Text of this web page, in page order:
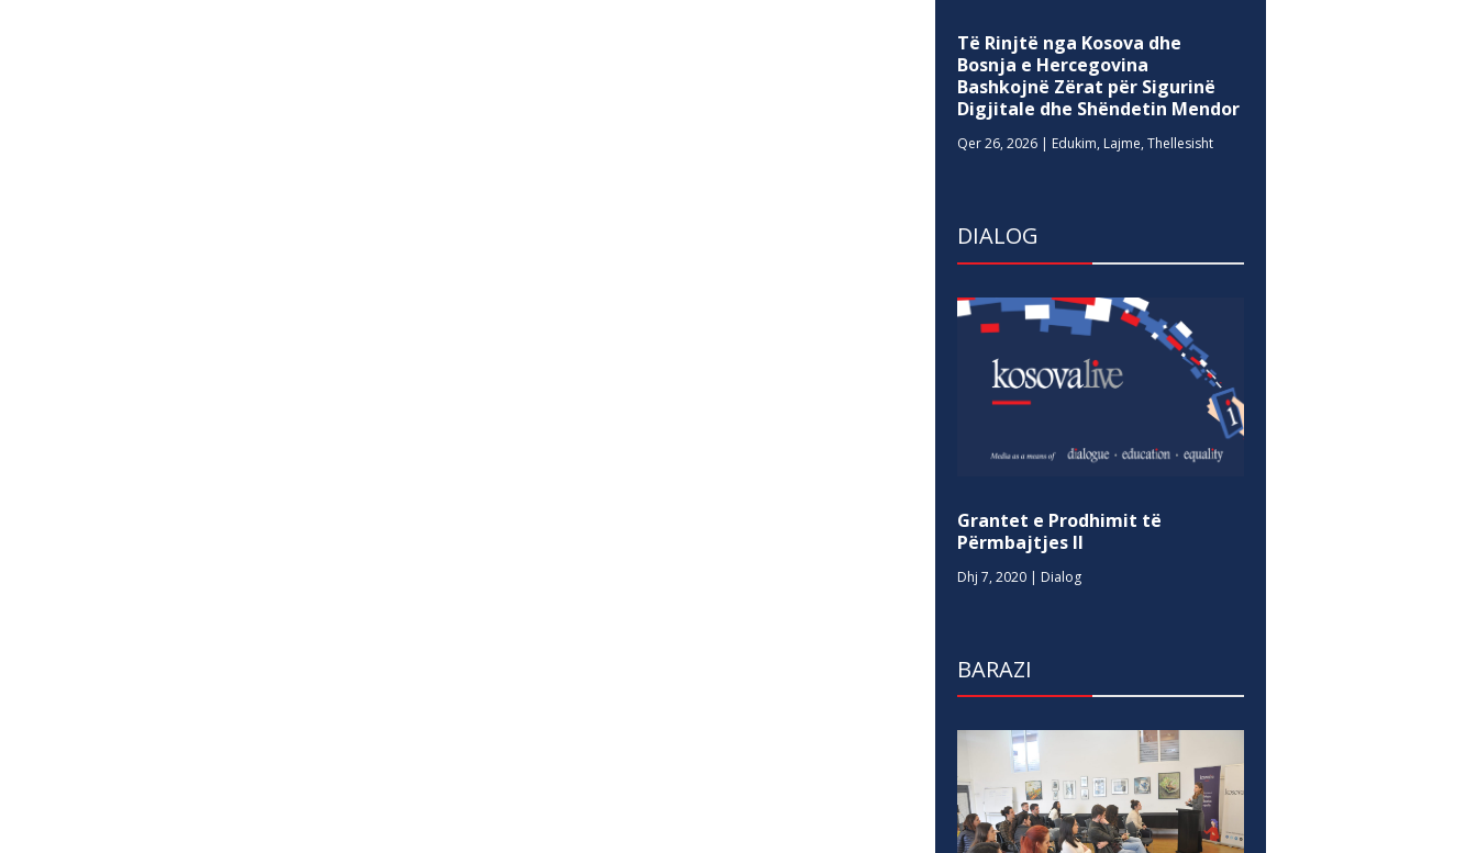
Të Rinjtë nga Kosova dhe
Bosnja e Hercegovina
Bashkojnë Zërat për Sigurinë
Digjitale dhe Shëndetin Mendor
Qer 26, 2026 | Edukim, Lajme,Thellesisht
DIALOG
Grantet e Prodhimit të
Përmbajtjes II
Dhj 7, 2020 | Dialog
BARAZI